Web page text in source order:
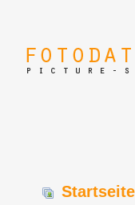
Startseite